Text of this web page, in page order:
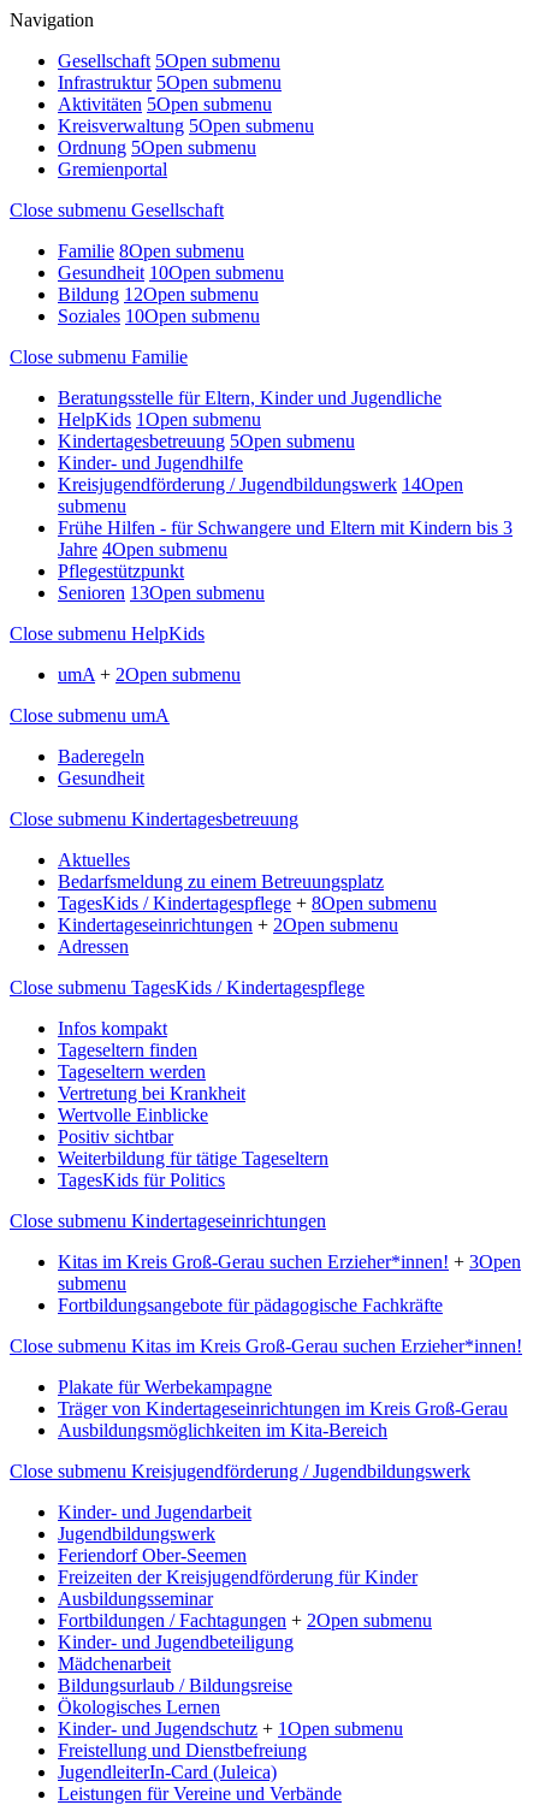
Navigation
Gesellschaft 5Open submenu
Infrastruktur 5Open submenu
Aktivitäten 5Open submenu
Kreisverwaltung 5Open submenu
Ordnung 5Open submenu
Gremienportal
Close submenu Gesellschaft
Familie 8Open submenu
Gesundheit 10Open submenu
Bildung 12Open submenu
Soziales 10Open submenu
Close submenu Familie
Beratungsstelle für Eltern, Kinder und Jugendliche
HelpKids 1Open submenu
Kindertagesbetreuung 5Open submenu
Kinder- und Jugendhilfe
Kreisjugendförderung / Jugendbildungswerk 14Open
submenu
Frühe Hilfen - für Schwangere und Eltern mit Kindern bis 3
Jahre 4Open submenu
Pflegestützpunkt
Senioren 13Open submenu
Close submenu HelpKids
umA + 2Open submenu
Close submenu umA
Baderegeln
Gesundheit
Close submenu Kindertagesbetreuung
Aktuelles
Bedarfsmeldung zu einem Betreuungsplatz
TagesKids / Kindertagespflege + 8Open submenu
Kindertageseinrichtungen + 2Open submenu
Adressen
Close submenu TagesKids / Kindertagespflege
Infos kompakt
Tageseltern finden
Tageseltern werden
Vertretung bei Krankheit
Wertvolle Einblicke
Positiv sichtbar
Weiterbildung für tätige Tageseltern
TagesKids für Politics
Close submenu Kindertageseinrichtungen
Kitas im Kreis Groß-Gerau suchen Erzieher*innen! + 3Open
submenu
Fortbildungsangebote für pädagogische Fachkräfte
Close submenu Kitas im Kreis Groß-Gerau suchen Erzieher*innen!
Plakate für Werbekampagne
Träger von Kindertageseinrichtungen im Kreis Groß-Gerau
Ausbildungsmöglichkeiten im Kita-Bereich
Close submenu Kreisjugendförderung / Jugendbildungswerk
Kinder- und Jugendarbeit
Jugendbildungswerk
Feriendorf Ober-Seemen
Freizeiten der Kreisjugendförderung für Kinder
Ausbildungsseminar
Fortbildungen / Fachtagungen + 2Open submenu
Kinder- und Jugendbeteiligung
Mädchenarbeit
Bildungsurlaub / Bildungsreise
Ökologisches Lernen
Kinder- und Jugendschutz + 1Open submenu
Freistellung und Dienstbefreiung
JugendleiterIn-Card (Juleica)
Leistungen für Vereine und Verbände